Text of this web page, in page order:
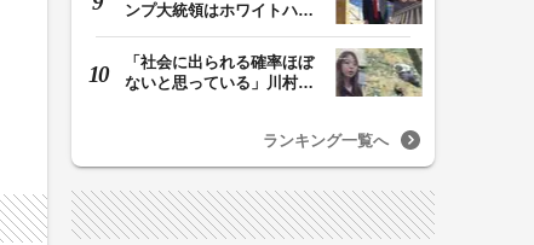
ンプ大統領はホワイトハウ
「社会に出られる確率ほぼ
ないと思っている」川村葉
ランキング一覧へ